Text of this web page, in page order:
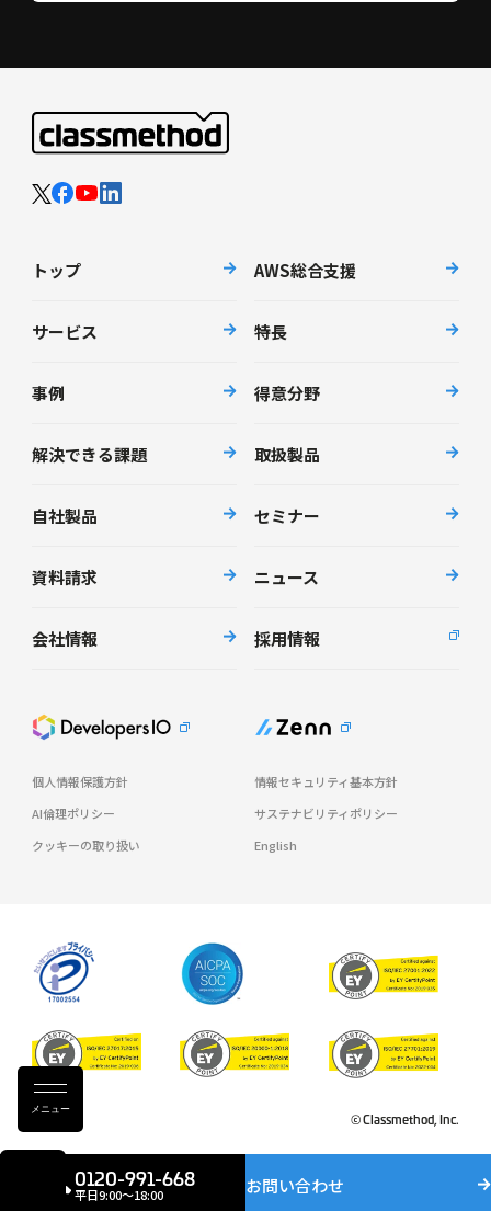
メニュー
トップ AWS総合支援
サービス 特長
事例 得意分野
解決できる課題 取扱製品
自社製品 セミナー
資料請求 ニュース
会社情報 採用情報
個人情報保護方針
情報セキュリティ基本方針
AI倫理ポリシー
サステナビリティポリシー
クッキーの取り扱い
English
© Classmethod, Inc.
0120-991-668
平日9:00〜18:00 お問い合わせ